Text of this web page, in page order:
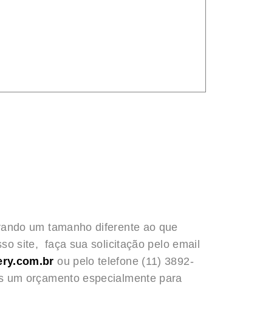
um tamanho diferente ao que
site, faça sua solicitação pelo email
ou pelo telefone (11) 3892-
orçamento especialmente para